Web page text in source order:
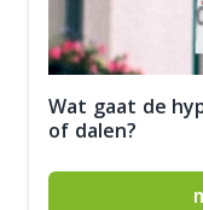
Wat gaat de
of dalen?